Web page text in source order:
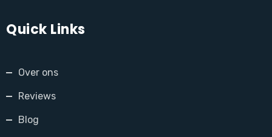
Quick Links
Over ons
Reviews
Blog